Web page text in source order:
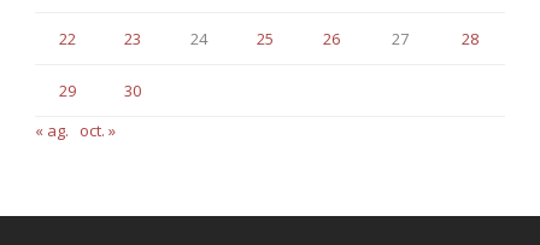
22 23 24 25 26 27 28
29
30
« ag.
oct. »